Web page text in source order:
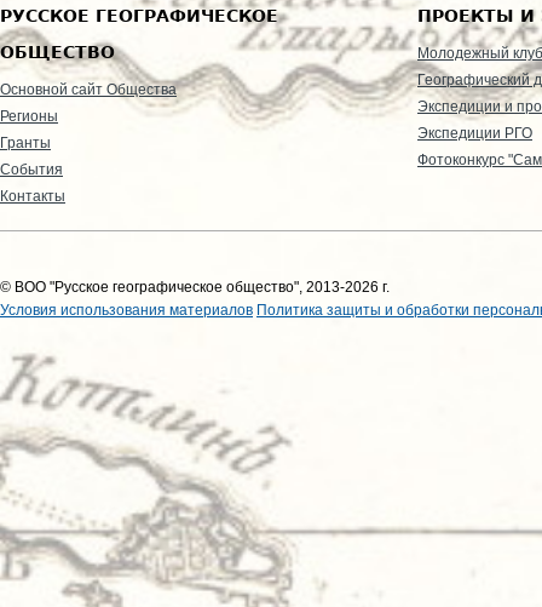
РУССКОЕ ГЕОГРАФИЧЕСКОЕ
ОБЩЕСТВО
Основной сайт Общества
Регионы
Гранты
События
Контакты
ПРОЕКТЫ И
Молодежный клуб
Географический
Экспедиции и
Экспедиции РГО
Фотоконкурс
© ВОО "Русское географическое общество", 2013-2026 г.
Условия использования материалов Политика защиты и обработки